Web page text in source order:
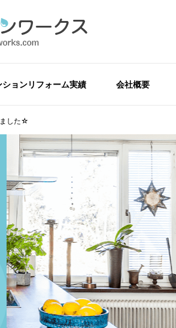
ションリフォーム実績 会社概要
した☆